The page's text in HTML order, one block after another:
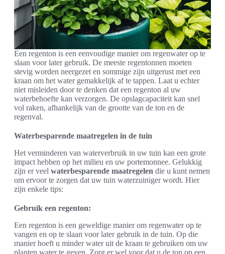
Een regenton is een eenvoudige manier om regenwater op te
slaan voor later gebruik. De meeste regentonnen moeten
stevig worden neergezet en sommige zijn uitgerust met een
kraan om het water gemakkelijk af te tappen. Laat u echter
niet misleiden door te denken dat een regenton al uw
waterbehoefte kan verzorgen. De opslagcapaciteit kan snel
vol raken, afhankelijk van de grootte van de ton en de
regenval.
Waterbesparende maatregelen in de tuin
Het verminderen van waterverbruik in uw tuin kan een grote
impact hebben op het milieu en uw portemonnee. Gelukkig
zijn er veel waterbesparende maatregelen die u kunt nemen
om ervoor te zorgen dat uw tuin waterzuiniger wordt. Hier
zijn enkele tips:
Gebruik een regenton:
Een regenton is een geweldige manier om regenwater op te
vangen en op te slaan voor later gebruik in de tuin. Op die
manier hoeft u minder water uit de kraan te gebruiken om uw